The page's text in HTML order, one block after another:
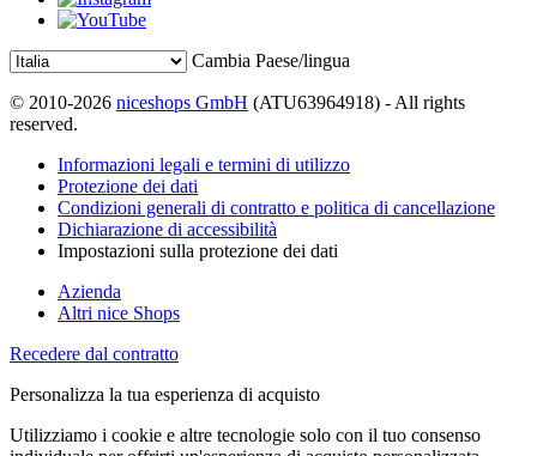
Cambia Paese/lingua
© 2010-2026 niceshops GmbH (ATU63964918) - All rights
reserved.
Informazioni legali e termini di utilizzo
Protezione dei dati
Condizioni generali di contratto e politica di cancellazione
Dichiarazione di accessibilità
Impostazioni sulla protezione dei dati
Azienda
Altri nice Shops
Recedere dal contratto
Personalizza la tua esperienza di acquisto
Utilizziamo i cookie e altre tecnologie solo con il tuo consenso